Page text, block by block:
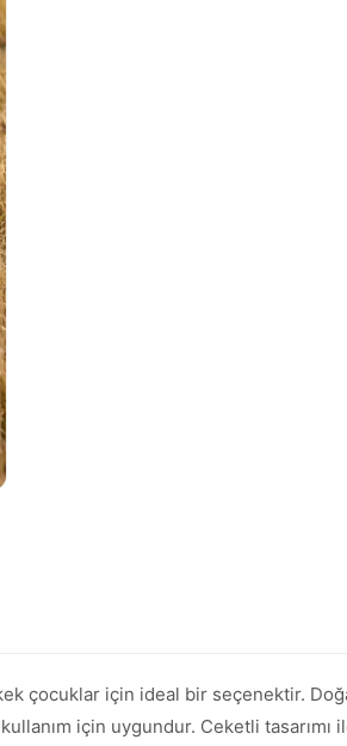
çocuklar için ideal bir seçenektir.
için uygundur. Ceketli tasarımı